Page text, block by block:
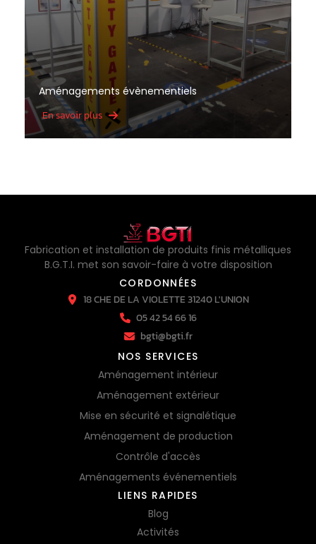
Aménagements évènementiels
En savoir plus
Fabrication et installation de produits finis métalliques
B.G.T.I. met son savoir-faire à votre disposition
CORDONNÉES
18 CHE DE LA VIOLETTE 31240 L'UNION
05 42 54 66 16
bgti@bgti.fr
NOS SERVICES
Aménagement intérieur
Aménagement extérieur
Mise en sécurité et signalétique
Aménagement de production
Contrôle d'accès
Aménagements événementiels
LIENS RAPIDES
Blog
Activités